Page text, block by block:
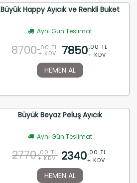
Büyük Happy Ayıcık ve Renkli Buket
Aynı Gün Teslimat
8700 ,00 TL
+ KDV 7850,00 TL
+ KDV
HEMEN AL
Büyük Beyaz Peluş Ayıcık
Aynı Gün Teslimat
2770 ,00 TL
+ KDV 2340,00 TL
+ KDV
HEMEN AL